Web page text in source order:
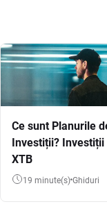
Ce sunt Planurile
Investiții? Investiții
XTB
19 minute(s) Ghiduri